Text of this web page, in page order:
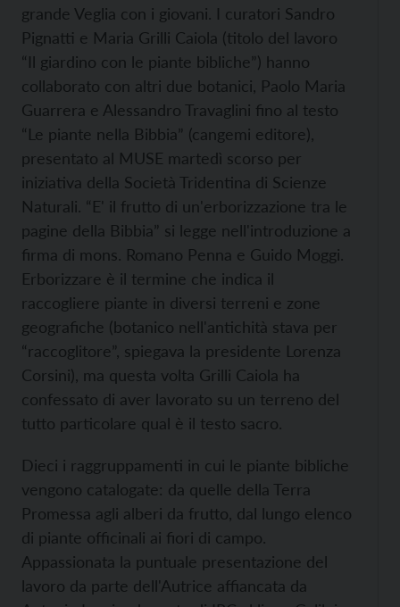
grande Veglia con i giovani. I curatori Sandro
Pignatti e Maria Grilli Caiola (titolo del lavoro
“Il giardino con le piante bibliche”) hanno
collaborato con altri due botanici, Paolo Maria
Guarrera e Alessandro Travaglini fino al testo
“Le piante nella Bibbia” (cangemi editore),
presentato al MUSE martedì scorso per
iniziativa della Società Tridentina di Scienze
Naturali. “E' il frutto di un'erborizzazione tra le
pagine della Bibbia” si legge nell'introduzione a
firma di mons. Romano Penna e Guido Moggi.
Erborizzare è il termine che indica il
raccogliere piante in diversi terreni e zone
geografiche (botanico nell'antichità stava per
“raccoglitore”, spiegava la presidente Lorenza
Corsini), ma questa volta Grilli Caiola ha
confessato di aver lavorato su un terreno del
tutto particolare qual è il testo sacro.
Dieci i raggruppamenti in cui le piante bibliche
vengono catalogate: da quelle della Terra
Promessa agli alberi da frutto, dal lungo elenco
di piante officinali ai fiori di campo.
Appassionata la puntuale presentazione del
lavoro da parte dell'Autrice affiancata da